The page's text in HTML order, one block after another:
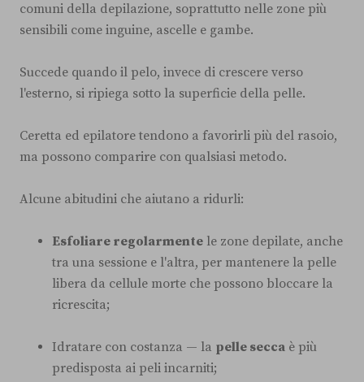
comuni della depilazione, soprattutto nelle zone più
sensibili come inguine, ascelle e gambe.
Succede quando il pelo, invece di crescere verso
l'esterno, si ripiega sotto la superficie della pelle.
Ceretta ed epilatore tendono a favorirli più del rasoio,
ma possono comparire con qualsiasi metodo.
Alcune abitudini che aiutano a ridurli:
Esfoliare regolarmente le zone depilate, anche
tra una sessione e l'altra, per mantenere la pelle
libera da cellule morte che possono bloccare la
ricrescita;
Idratare con costanza — la pelle secca è più
predisposta ai peli incarniti;